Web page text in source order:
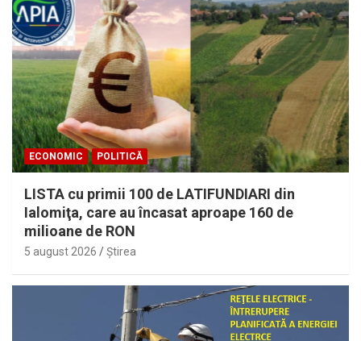
ECONOMIC POLITICĂ
LISTA cu primii 100 de LATIFUNDIARI din
Ialomiţa, care au încasat aproape 160 de
milioane de RON
5 august 2026 Ştirea